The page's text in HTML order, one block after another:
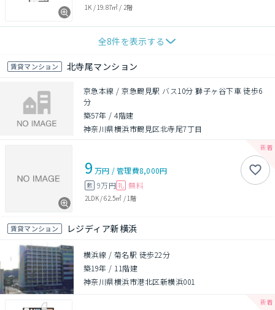
1K / 19.87㎡ / 2階
全8件を表示する
賃貸マンション 北寺尾マンション
京急本線 / 京急鶴見駅 バス10分 獅子ヶ谷下車 徒歩6
分
築57年 /4階建
神奈川県横浜市鶴見区北寺尾7丁目
9 万円 /管理費8,000円
敷 9万円 礼 無料
2LDK/62.5㎡ / 1階
賃貸マンション レジディア新横浜
横浜線 / 菊名駅 徒歩22分
築19年 / 11階建
神奈川県横浜市港北区新横浜001